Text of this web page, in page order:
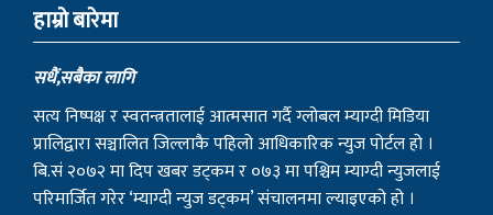
हाम्राे बारेमा
सधैं,सबैका लागि
सत्य निष्पक्ष र स्वतन्त्रतालाई आत्मसात गर्दै ग्लोबल म्याग्दी मिडिया
प्रालिद्वारा सञ्चालित जिल्लाकै पहिलो आधिकारिक न्युज पोर्टल हो ।
बि.सं २०७२ मा दिप खबर डट्कम र ०७३ मा पश्चिम म्याग्दी न्युजलाई
परिमार्जित गरेर ‘म्याग्दी न्युज डट्कम’ संचालनमा ल्याइएको हो ।